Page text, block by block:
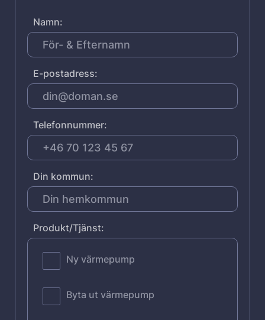
Namn:
E-postadress:
Telefonnummer:
Din kommun:
Produkt/Tjänst:
Ny värmepump
Byta ut värmepump